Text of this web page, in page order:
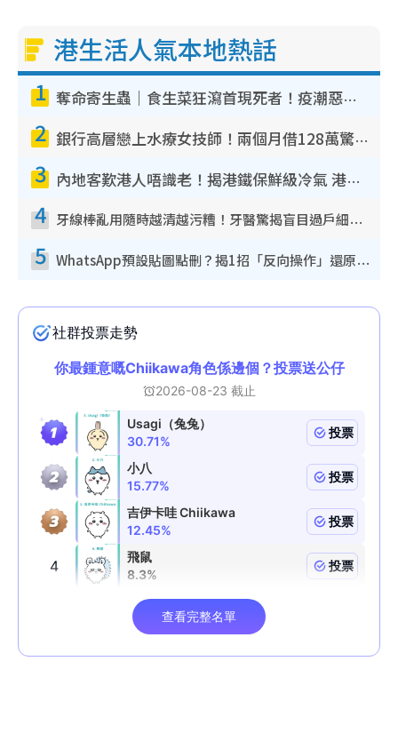
港生活人氣本地熱話
1 奪命寄生蟲｜食生菜狂瀉首現死者！疫潮惡化錄1.8萬宗病例 揭洗菜3大謬誤
2 銀行高層戀上水療女技師！兩個月借128萬驚覺「沉船」沉落火海 揭背後疑似邪教操控賣淫
3 內地客歎港人唔識老！揭港鐵保鮮級冷氣 港人求放過：咪投訴
4 牙線棒亂用隨時越清越污糟！牙醫驚揭盲目過戶細菌恐致蛀牙：呢種先係日常真保養
5 WhatsApp預設貼圖點刪？揭1招「反向操作」還原簡潔介面 附3步實測教學